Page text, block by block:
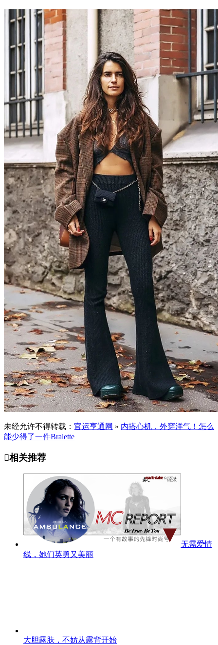
未经允许不得转载： 官运亨通网 » 内搭心机，外穿洋气！怎么
能少得了一件Bralette
相关推荐
无需爱情
线，她们英勇又美丽
大胆露肤，不妨从露背开始